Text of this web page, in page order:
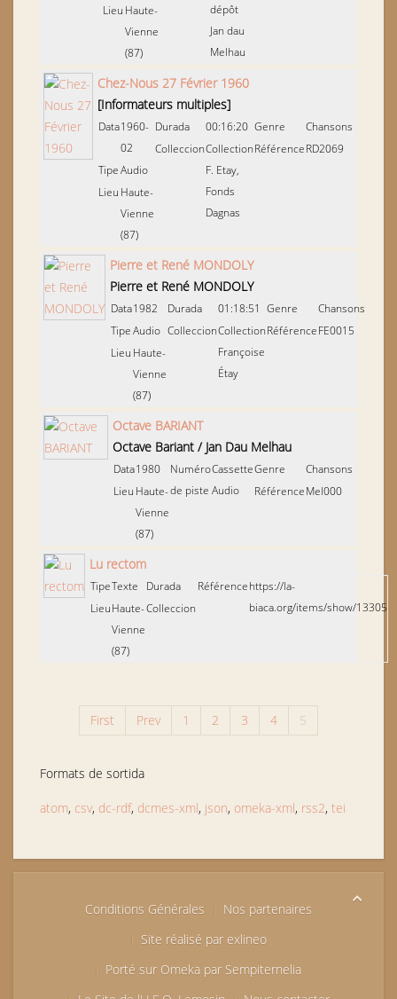
Lieu Haute-
Vienne
(87)
dépôt
Jan dau
Melhau
Chez-Nous 27 Février 1960
[Informateurs multiples]
Data1960-
02
TipeAudio
Lieu Haute-
Vienne
(87)
Durada
00:16:20
ColleccionCollection
F. Etay,
Fonds
Dagnas
Genre
Chansons
RéférenceRD2069
Pierre et René MONDOLY
Pierre et René MONDOLY
Data1982
TipeAudio
Lieu Haute-
Vienne
(87)
Durada
01:18:51
ColleccionCollection
Françoise
Étay
Genre
Chansons
RéférenceFE0015
Octave BARIANT
Octave Bariant / Jan Dau Melhau
Data1980
Lieu Haute-
Vienne
(87)
Numéro
de piste
Cassette
Audio
Genre
Chansons
RéférenceMel000
Lu rectom
TipeTexte
LieuHaute-
Vienne
(87)
Durada
Colleccion
Référencehttps://la-
biaca.org/items/show/13305
First Prev 1 2 3 4 5
Formats de sortida
atom, csv, dc-rdf, dcmes-xml, json, omeka-xml, rss2, tei
Conditions Générales
Nos partenaires
Site réalisé par exlineo
Porté sur Omeka par Sempiternelia